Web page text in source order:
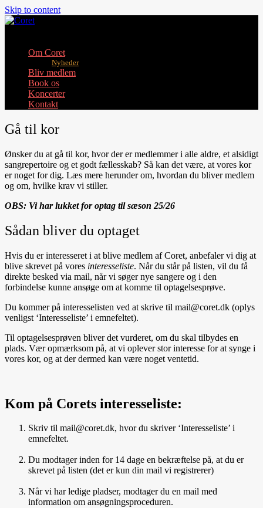
Skip to content
Om Coret
Nyheder
Bliv medlem
Book os
Koncerter
Kontakt
Gå til kor
Ønsker du at gå til kor, hvor der er medlemmer i alle aldre, et alsidigt
sangrepertoire og et godt fællesskab? Så kan det være, at vores kor
er noget for dig. Læs mere herunder om, hvordan du bliver medlem
og om, hvilke krav vi stiller.
OBS: Vi har lukket for optag til sæson 25/26
Sådan bliver du optaget
Hvis du er interesseret i at blive medlem af Coret, anbefaler vi dig at
blive skrevet på vores interesseliste. Når du står på listen, vil du få
direkte besked via mail, når vi søger nye sangere og i den
forbindelse kunne ansøge om at komme til optagelsesprøve.
Du kommer på interesselisten ved at skrive til mail@coret.dk (oplys
venligst ‘Interesseliste’ i emnefeltet).
Til optagelsesprøven bliver det vurderet, om du skal tilbydes en
plads. Vær opmærksom på, at vi oplever stor interesse for at synge i
vores kor, og at der dermed kan være noget ventetid.
Kom på Corets interesseliste:
Skriv til mail@coret.dk, hvor du skriver ‘Interesseliste’ i
emnefeltet.
Du modtager inden for 14 dage en bekræftelse på, at du er
skrevet på listen (det er kun din mail vi registrerer)
Når vi har ledige pladser, modtager du en mail med
information om ansøgningsproceduren.